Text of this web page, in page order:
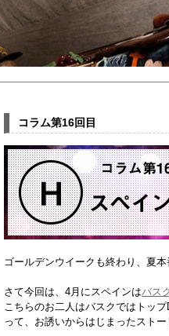
コラム第16回目
ゴールデンウイークも終わり、夏
さて今回は、4月にスペインはバス
こちらのお二人はバスクではトッ
って、お誘いからはじまったスト